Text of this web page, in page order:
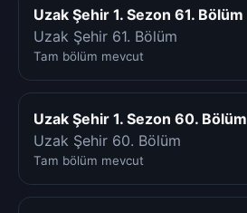
Uzak Şehir 1. Sezon 61. Bölüm
Uzak Şehir 61. Bölüm
Tam bölüm mevcut
Uzak Şehir 1. Sezon 60. Bölüm
Uzak Şehir 60. Bölüm
Tam bölüm mevcut